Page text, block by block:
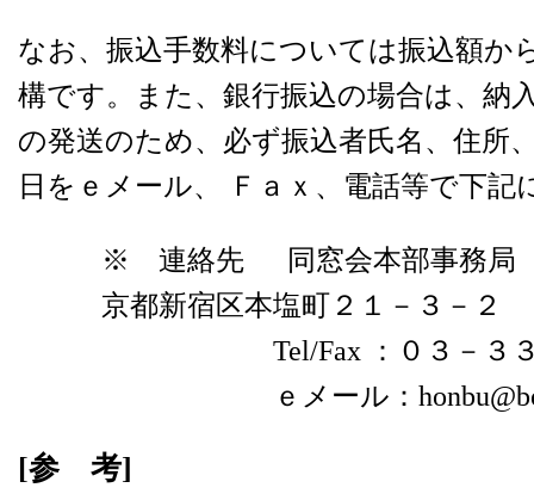
なお、振込手数料については振込額か
構です。また、銀行振込の場合は、納
の発送のため、必ず振込者氏名、住所
日をｅメール、 Ｆａｘ、電話等で下記
※ 連絡先 同窓会本部事務局
京都新宿区本塩町２１－３－２
Tel/Fax ：０３－３３５
ｅメール：
[参 考]